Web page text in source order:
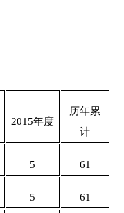
2015年度
历年累
计
5 61
5 61